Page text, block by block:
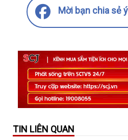
Mời bạn chia sẻ
TIN LIÊN QUAN